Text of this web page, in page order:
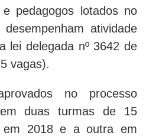
pedagogos lotados no
atividade
lei delegada nº 3642 de
vagas).
no processo
duas turmas de 15
em 2018 e a outra em